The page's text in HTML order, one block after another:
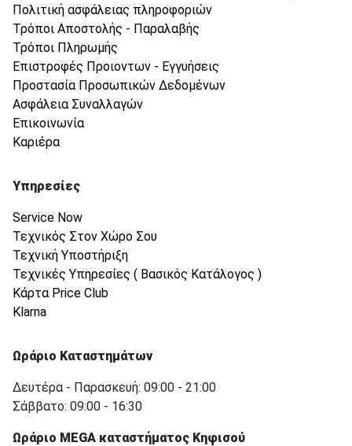
Πολιτική ασφάλειας πληροφοριών
Τρόποι Αποστολής - Παραλαβής
Τρόποι Πληρωμής
Επιστροφές Προιοντων - Εγγυήσεις
Προστασία Προσωπικών Δεδομένων
Ασφάλεια Συναλλαγών
Επικοινωνία
Καριέρα
Υπηρεσίες
Service Now
Τεχνικός Στον Χώρο Σου
Τεχνική Υποστήριξη
Τεχνικές Υπηρεσίες ( Βασικός Κατάλογος )
Κάρτα Price Club
Klarna
Ωράριο Καταστημάτων
Δευτέρα - Παρασκευή: 09:00 - 21:00
Σάββατο: 09:00 - 16:30
Ωράριο MEGA καταστήματος Κηφισού